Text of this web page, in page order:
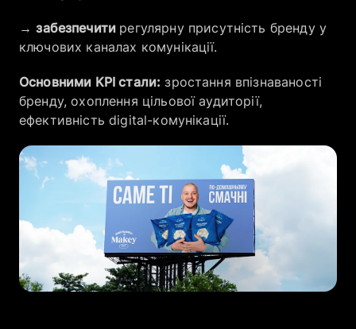
→ забезпечити регулярну присутність бренду у
ключових каналах комунікації.
Основними KPI стали: зростання впізнаваності
бренду, охоплення цільової аудиторії,
ефективність digital-комунікації.